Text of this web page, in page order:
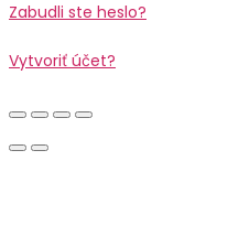
Zabudli ste heslo?
Vytvoriť účet?